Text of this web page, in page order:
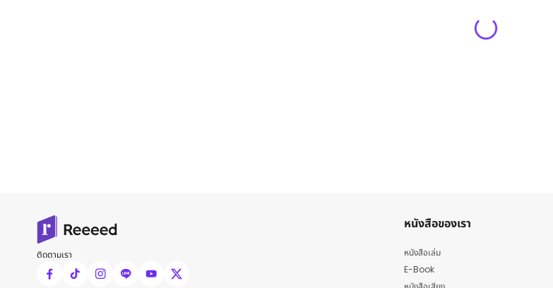
ติดตามเรา
หนังสือของเรา
หนังสือเล่ม
E-Book